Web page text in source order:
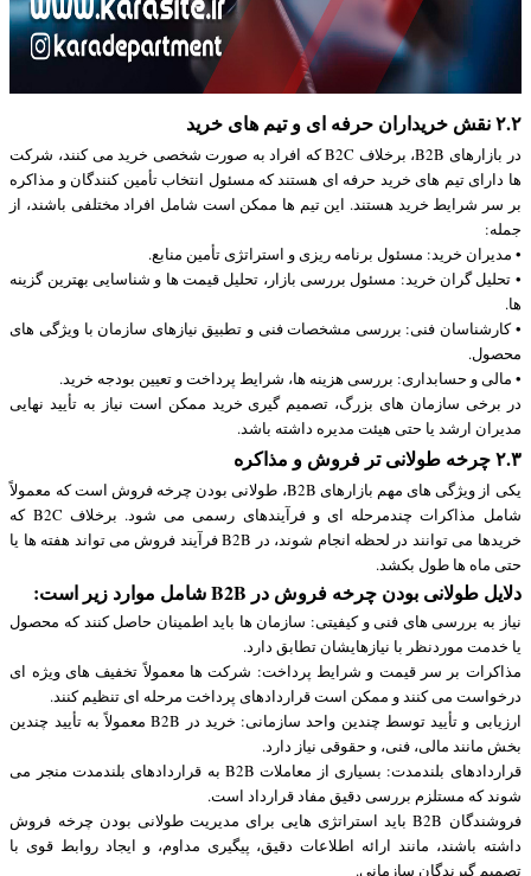
۲.۲ نقش خریداران حرفه ای و تیم های خرید
در بازارهای B2B، برخلاف B2C که افراد به صورت شخصی خرید می کنند، شرکت
ها دارای تیم های خرید حرفه ای هستند که مسئول انتخاب تأمین کنندگان و مذاکره
بر سر شرایط خرید هستند. این تیم ها ممکن است شامل افراد مختلفی باشند، از
جمله:
• مدیران خرید: مسئول برنامه ریزی و استراتژی تأمین منابع.
• تحلیل گران خرید: مسئول بررسی بازار، تحلیل قیمت ها و شناسایی بهترین گزینه
ها.
• کارشناسان فنی: بررسی مشخصات فنی و تطبیق نیازهای سازمان با ویژگی های
محصول.
• مالی و حسابداری: بررسی هزینه ها، شرایط پرداخت و تعیین بودجه خرید.
در برخی سازمان های بزرگ، تصمیم گیری خرید ممکن است نیاز به تأیید نهایی
مدیران ارشد یا حتی هیئت مدیره داشته باشد.
۲.۳ چرخه طولانی تر فروش و مذاکره
یکی از ویژگی های مهم بازارهای B2B، طولانی بودن چرخه فروش است که معمولاً
شامل مذاکرات چندمرحله ای و فرآیندهای رسمی می شود. برخلاف B2C که
خریدها می توانند در لحظه انجام شوند، در B2B فرآیند فروش می تواند هفته ها یا
حتی ماه ها طول بکشد.
دلایل طولانی بودن چرخه فروش در B2B شامل موارد زیر است:
نیاز به بررسی های فنی و کیفیتی: سازمان ها باید اطمینان حاصل کنند که محصول
یا خدمت موردنظر با نیازهایشان تطابق دارد.
مذاکرات بر سر قیمت و شرایط پرداخت: شرکت ها معمولاً تخفیف های ویژه ای
درخواست می کنند و ممکن است قراردادهای پرداخت مرحله ای تنظیم کنند.
ارزیابی و تأیید توسط چندین واحد سازمانی: خرید در B2B معمولاً به تأیید چندین
بخش مانند مالی، فنی، و حقوقی نیاز دارد.
قراردادهای بلندمدت: بسیاری از معاملات B2B به قراردادهای بلندمدت منجر می
شوند که مستلزم بررسی دقیق مفاد قرارداد است.
فروشندگان B2B باید استراتژی هایی برای مدیریت طولانی بودن چرخه فروش
داشته باشند، مانند ارائه اطلاعات دقیق، پیگیری مداوم، و ایجاد روابط قوی با
تصمیم گیرندگان سازمانی.